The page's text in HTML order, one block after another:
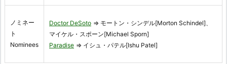
ノミネー
ト
Nominees
Doctor DeSoto ⇒ モートン・シンデル[Morton Schindel]、
マイケル・スポーン[Michael Sporn]
Paradise ⇒ イシュ・パテル[Ishu Patel]